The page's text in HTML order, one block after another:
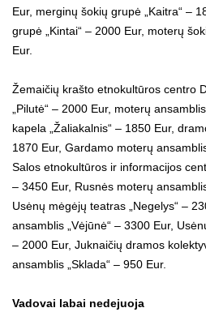
Eur, merginų šokių grupė „Kaitra“ –
grupė „Kintai“ – 2000 Eur, moterų
Eur.
Žemaičių krašto etnokultūros centro
„Pilutė“ – 2000 Eur, moterų
kapela „Žaliakalnis“ – 1850 Eur,
1870 Eur, Gardamo moterų
Salos etnokultūros ir informacijos
– 3450 Eur, Rusnės moterų
Usėnų mėgėjų teatras „Negelys“ –
ansamblis „Vėjūnė“ – 3300 Eur,
– 2000 Eur, Juknaičių dramos
ansamblis „Sklada“ – 950 Eur.
Vadovai labai nedejuoja